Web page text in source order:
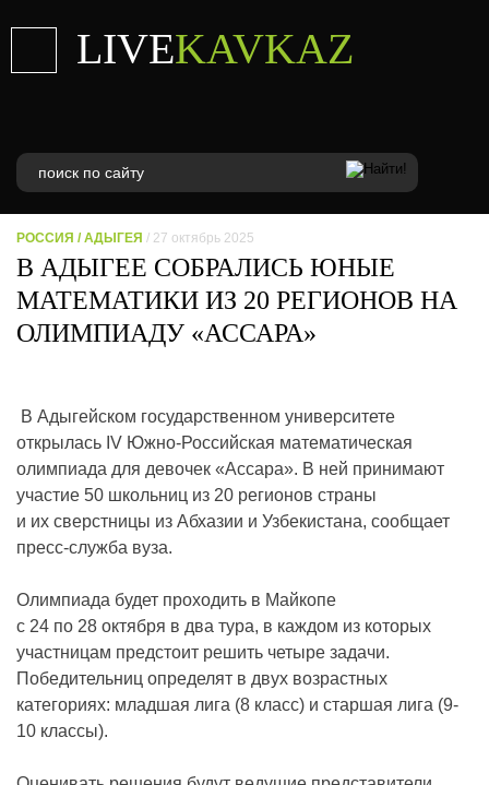
LIVEKAVKAZ
РОССИЯ /АДЫГЕЯ / 27 октябрь 2025
В АДЫГЕЕ СОБРАЛИСЬ ЮНЫЕ
МАТЕМАТИКИ ИЗ 20 РЕГИОНОВ НА
ОЛИМПИАДУ «АССАРА»
В Адыгейском государственном университете
открылась IV Южно-Российская математическая
олимпиада для девочек «Ассара». В ней принимают
участие 50 школьниц из 20 регионов страны
и их сверстницы из Абхазии и Узбекистана, сообщает
пресс-служба вуза.
Олимпиада будет проходить в Майкопе
с 24 по 28 октября в два тура, в каждом из которых
участницам предстоит решить четыре задачи.
Победительниц определят в двух возрастных
категориях: младшая лига (8 класс) и старшая лига (9-
10 классы).